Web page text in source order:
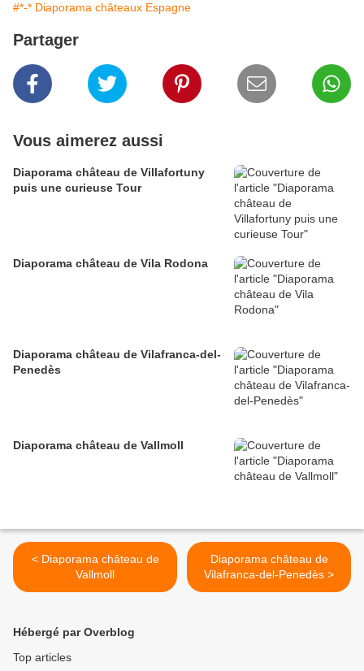
#*-* Diaporama châteaux Espagne
Partager
Vous aimerez aussi
Diaporama château de Villafortuny
puis une curieuse Tour
Diaporama château de Vila Rodona
Diaporama château de Vilafranca-del-
Penedès
Diaporama château de Vallmoll
< Diaporama château de
Vallmoll
Diaporama château de
Vilafranca-del-Penedès >
Hébergé par Overblog
Top articles